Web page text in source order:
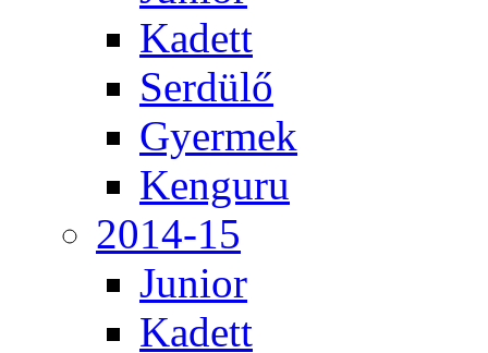
Kadett
Serdülő
Gyermek
Kenguru
2014-15
Junior
Kadett